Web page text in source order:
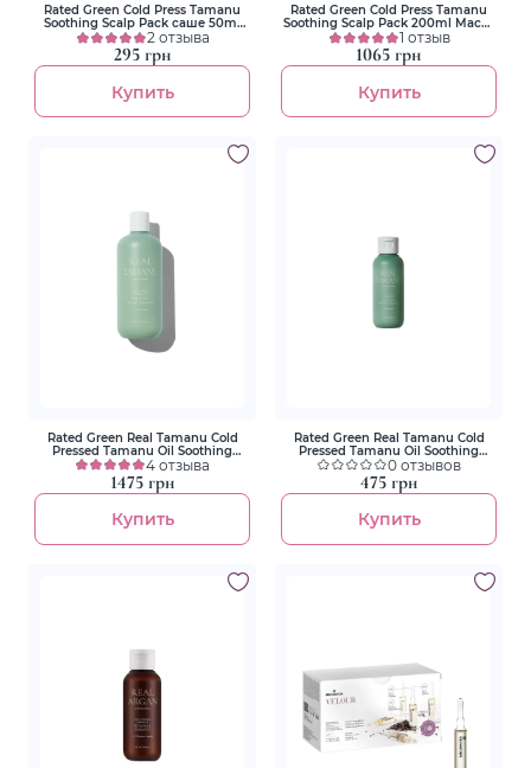
Rated Green Cold Press Tamanu
Soothing Scalp Pack саше 50ml
Маска успокаивающая с маслом
тамана
2 отзыва
295 грн
Купить
Rated Green Cold Press Tamanu
Soothing Scalp Pack 200ml Маска
успокаивающая с маслом тамана
1 отзыв
1065 грн
Купить
Rated Green Real Tamanu Cold
Pressed Tamanu Oil Soothing
Scalp Shampoo 400ml
Успокаивающий шампунь с
маслом тамана
4 отзыва
1475 грн
Купить
Rated Green Real Tamanu Cold
Pressed Tamanu Oil Soothing
Scalp Shampoo 100ml
Успокаивающий шампунь с
маслом тамана
0 отзывов
475 грн
Купить